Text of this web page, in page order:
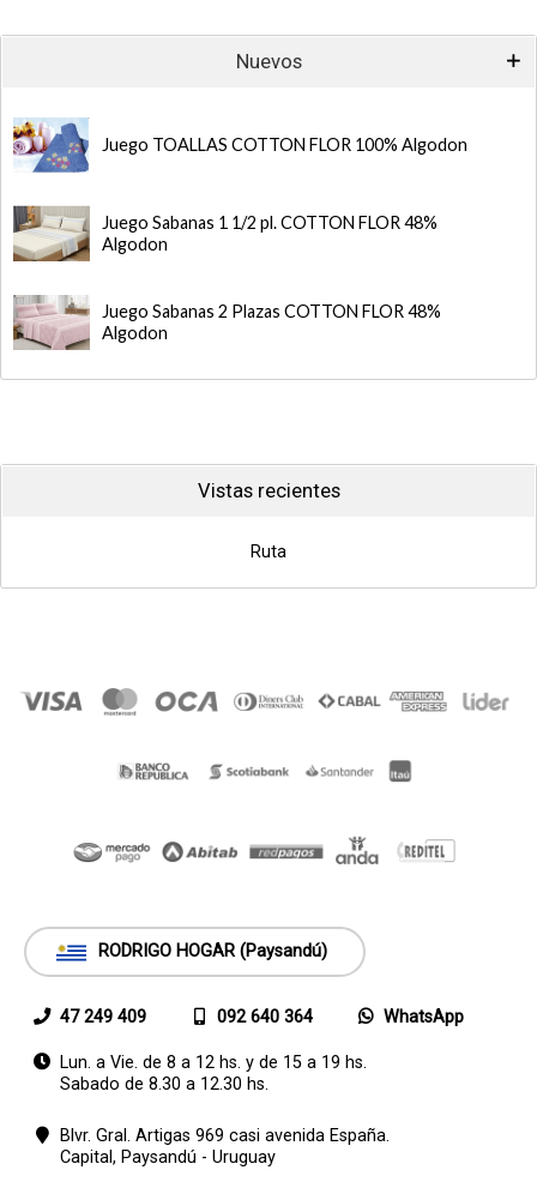
Nuevos
Juego TOALLAS COTTON FLOR 100% Algodon
Juego Sabanas 1 1/2 pl. COTTON FLOR 48%
Algodon
Juego Sabanas 2 Plazas COTTON FLOR 48%
Algodon
Vistas recientes
Ruta
RODRIGO HOGAR (Paysandú)
47 249 409 092 640 364 WhatsApp
Lun. a Vie. de 8 a 12 hs. y de 15 a 19 hs.
Sabado de 8.30 a 12.30 hs.
Blvr. Gral. Artigas 969 casi avenida España.
Capital, Paysandú - Uruguay